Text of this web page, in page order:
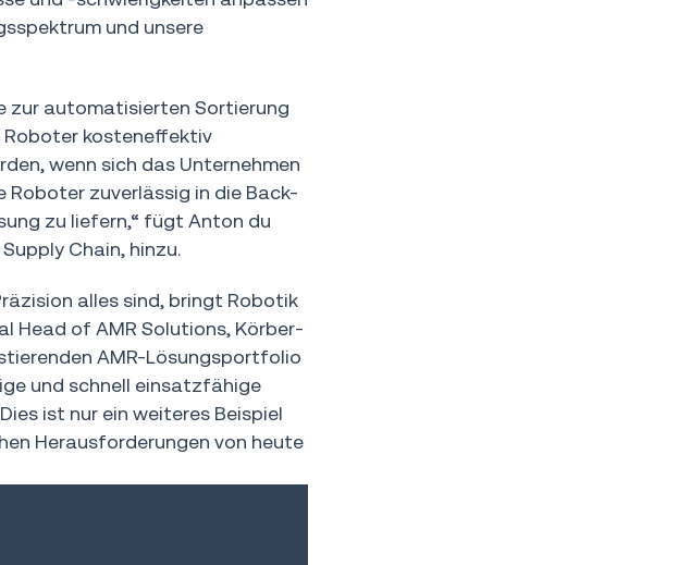
und unsere
zur automatisierten Sortierung
Roboter kosteneffektiv
wenn sich das Unternehmen
zuverlässig in die Back-
zu liefern,“ fügt Anton du
Chain, hinzu.
alles sind, bringt Robotik
Head of AMR Solutions, Körber-
AMR-Lösungsportfolio
und schnell einsatzfähige
ist nur ein weiteres Beispiel
Herausforderungen von heute